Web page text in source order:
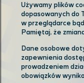
Używamy plików
dopasowanych do
w przeglądarce
Pamiętaj, że
Dane osobowe
zapewnienia
prowadzeniem
obowiązków